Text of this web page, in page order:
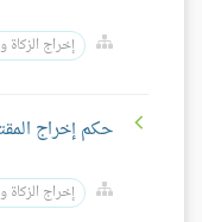
إخراج الزكاة
حكم إخراج
إخراج الزكاة